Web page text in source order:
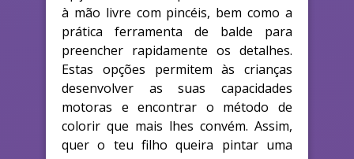
à mão livre com pincéis, bem como a
prática ferramenta de balde para
preencher rapidamente os detalhes.
Estas opções permitem às crianças
desenvolver as suas capacidades
motoras e encontrar o método de
colorir que mais lhes convém. Assim,
quer o teu filho queira pintar uma